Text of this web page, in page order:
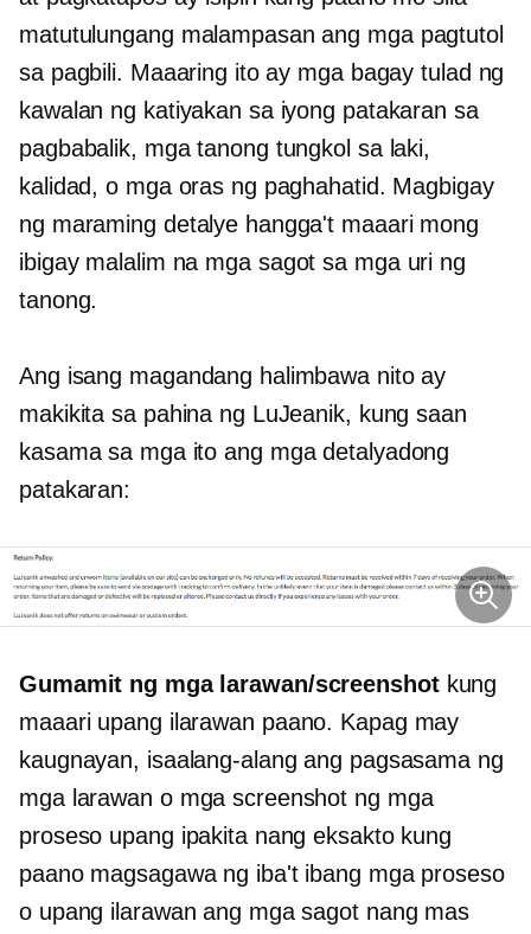
matutulungang malampasan ang mga pagtutol
sa pagbili. Maaaring ito ay mga bagay tulad ng
kawalan ng katiyakan sa iyong patakaran sa
pagbabalik, mga tanong tungkol sa laki,
kalidad, o mga oras ng paghahatid. Magbigay
ng maraming detalye hangga't maaari mong
ibigay malalim na mga sagot sa mga uri ng
tanong.
Ang isang magandang halimbawa nito ay
makikita sa pahina ng LuJeanik, kung saan
kasama sa mga ito ang mga detalyadong
patakaran:
Gumamit ng mga larawan/screenshotkung
maaari upang ilarawan paano. Kapag may
kaugnayan, isaalang-alang ang pagsasama ng
mga larawan o mga screenshot ng mga
proseso upang ipakita nang eksakto kung
paano magsagawa ng iba't ibang mga proseso
o upang ilarawan ang mga sagot nang mas